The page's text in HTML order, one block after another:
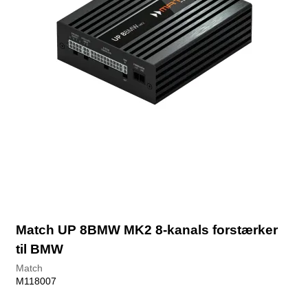
Match UP 8BMW MK2 8-kanals forstærker
til BMW
Match
M118007